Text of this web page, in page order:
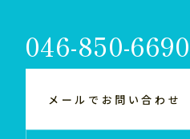
046-850-6690
メールでお問い合わせ